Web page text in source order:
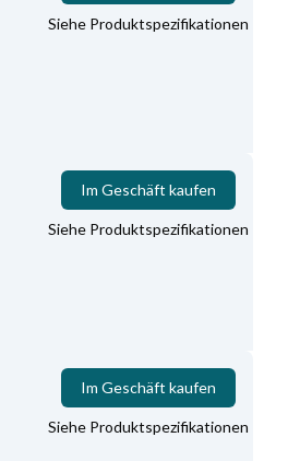
Siehe Produktspezifikationen
Im Geschäft kaufen
Siehe Produktspezifikationen
Im Geschäft kaufen
Siehe Produktspezifikationen